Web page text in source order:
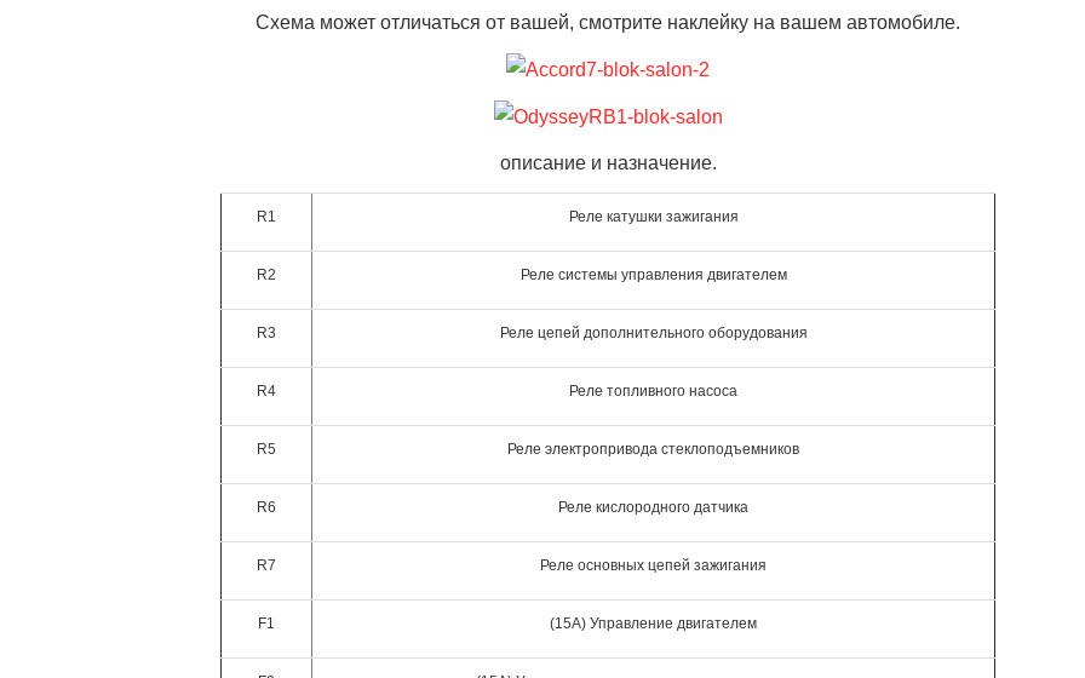
Схема может отличаться от вашей, смотрите наклейку на вашем автомобиле.
описание и назначение.
R1 Реле катушки зажигания
R2 Реле системы управления двигателем
R3 Реле цепей дополнительного оборудования
R4 Реле топливного насоса
R5 Реле электропривода стеклоподъемников
R6 Реле кислородного датчика
R7 Реле основных цепей зажигания
F1 (15A) Управление двигателем